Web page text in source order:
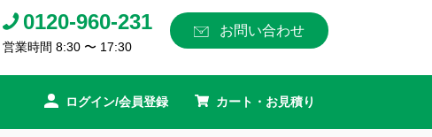
0120-960-231
営業時間 8:30 〜 17:30
お問い合わせ
ログイン/会員登録 カート・お見積り